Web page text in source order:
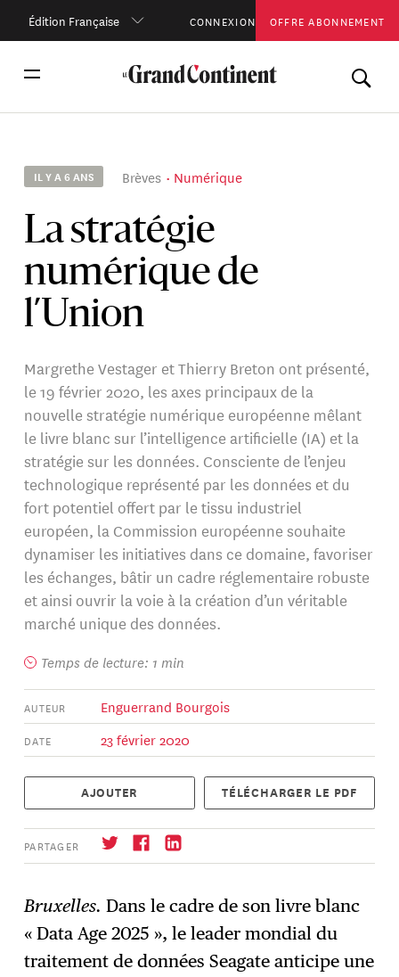
Édition Française CONNEXION OFFRE ABONNEMENT
IL Y A 6 ANS Brèves Numérique
La stratégie
numérique de
l’Union
Margrethe Vestager et Thierry Breton ont présenté,
le 19 février 2020, les axes principaux de la
nouvelle stratégie numérique européenne mêlant
le livre blanc sur l’intelligence artificielle (IA) et la
stratégie sur les données. Consciente de l’enjeu
technologique représenté par les données et du
fort potentiel offert par le tissu industriel
européen, la Commission européenne souhaite
dynamiser les initiatives dans ce domaine, favoriser
les échanges, bâtir un cadre réglementaire robuste
et ainsi ouvrir la voie à la création d’un véritable
marché unique des données.
Temps de lecture: 1 min
AUTEUR Enguerrand Bourgois
DATE 23 février 2020
AJOUTER TÉLÉCHARGER LE PDF
PARTAGER
→ S'abonner
Bruxelles. Dans le cadre de son livre blanc
« Data Age 2025 », le leader mondial du
traitement de données Seagate anticipe une